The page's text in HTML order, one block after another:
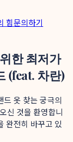
힘문의하기
한 최저가
(feat. 차란)
옷 찾는 궁극의
신 것을 환영합니
완전히 바꾸고 있